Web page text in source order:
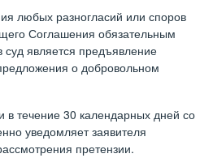
любых разногласий или споров
Соглашения обязательным
является предъявление
о добровольном
в течение 30 календарных дней со
уведомляет заявителя
претензии.